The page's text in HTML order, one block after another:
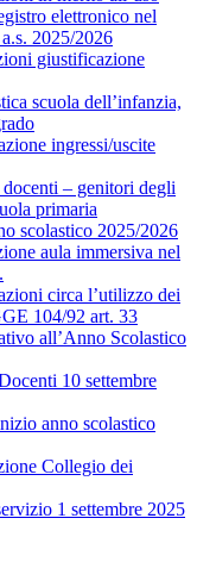
elettronico nel
2025/2026
giustificazione
scuola dell’infanzia,
ingressi/uscite
– genitori degli
primaria
scolastico 2025/2026
aula immersiva nel
circa l’utilizzo dei
104/92 art. 33
all’Anno Scolastico
10 settembre
anno scolastico
Collegio dei
1 settembre 2025